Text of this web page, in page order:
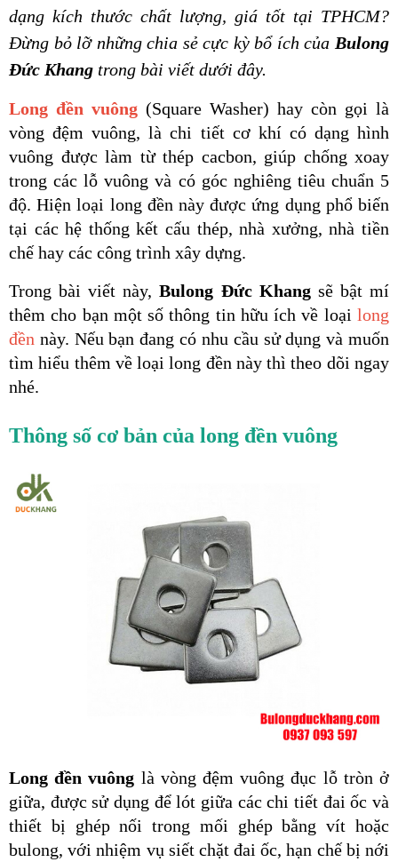
dạng kích thước chất lượng, giá tốt tại TPHCM?
Đừng bỏ lỡ những chia sẻ cực kỳ bổ ích của Bulong
Đức Khang trong bài viết dưới đây.
Long đền vuông (Square Washer) hay còn gọi là
vòng đệm vuông, là chi tiết cơ khí có dạng hình
vuông được làm từ thép cacbon, giúp chống xoay
trong các lỗ vuông và có góc nghiêng tiêu chuẩn 5
độ. Hiện loại long đền này được ứng dụng phổ biến
tại các hệ thống kết cấu thép, nhà xưởng, nhà tiền
chế hay các công trình xây dựng.
Trong bài viết này, Bulong Đức Khang sẽ bật mí
thêm cho bạn một số thông tin hữu ích về loại long
đền này. Nếu bạn đang có nhu cầu sử dụng và muốn
tìm hiểu thêm về loại long đền này thì theo dõi ngay
nhé.
Thông số cơ bản của long đền vuông
Long đền vuông là vòng đệm vuông đục lỗ tròn ở
giữa, được sử dụng để lót giữa các chi tiết đai ốc và
thiết bị ghép nối trong mối ghép bằng vít hoặc
bulong, với nhiệm vụ siết chặt đai ốc, hạn chế bị nới